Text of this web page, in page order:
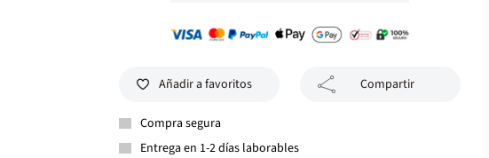
Añadir a favoritos Compartir
Compra segura
Entrega en 1-2 días laborables